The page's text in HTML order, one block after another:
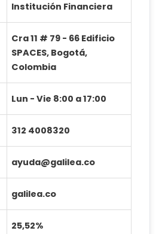
Institución Financiera
Cra 11 # 79 - 66 Edificio
SPACES, Bogotá,
Colombia
Lun - Vie 8:00 a 17:00
312 4008320
ayuda@galilea.co
galilea.co
25,52%